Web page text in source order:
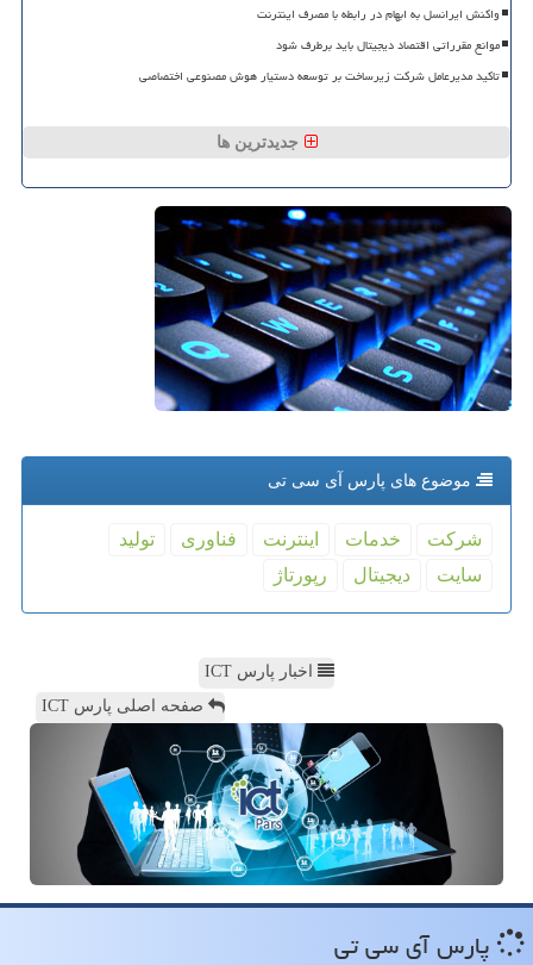
واکنش ایرانسل به ابهام در رابطه با مصرف اینترنت
موانع مقرراتی اقتصاد دیجیتال باید برطرف شود
تاکید مدیرعامل شرکت زیرساخت بر توسعه دستیار هوش مصنوعی اختصاصی
جدیدترین ها
موضوع های پارس آی سی تی
شركت خدمات اینترنت فناوری
تولید
سایت
دیجیتال رپورتاژ
اخبار پارس ICT
صفحه اصلی پارس ICT
پارس آی سی تی